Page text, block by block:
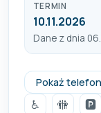
TERMIN
10.11.2026
Dane z dnia
Pokaż telefon
♿
🚻 🅿️